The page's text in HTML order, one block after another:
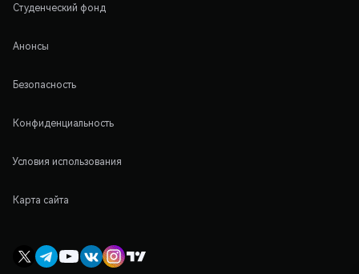
Студенческий фонд
Анонсы
Безопасность
Конфиденциальность
Условия использования
Карта сайта